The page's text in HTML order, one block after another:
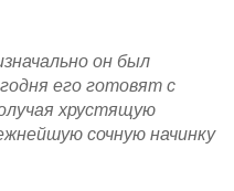
он был
его готовят с
хрустящую
сочную начинку